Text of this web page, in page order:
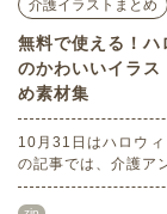
介護イラストまとめ
無料で使える！ハ
のかわいいイラス
め素材集
10月31日はハロウィ
の記事では、介護ア
う高齢者向けイラス
ら、ハロウィンにち